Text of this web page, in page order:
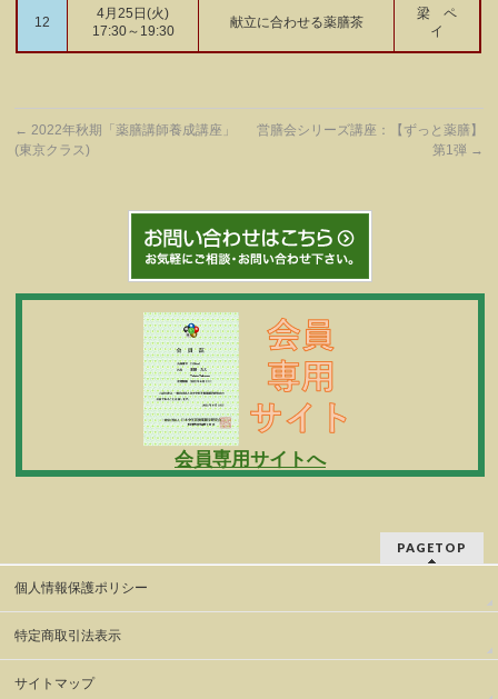
12
4月25日(火)
17:30～19:30
献立に合わせる薬膳茶
梁 ペ
イ
← 2022年秋期「薬膳講師養成講座」
(東京クラス)
営膳会シリーズ講座：【ずっと薬膳】
第1弾 →
会員専用サイトへ
PAGETOP
個人情報保護ポリシー
特定商取引法表示
サイトマップ